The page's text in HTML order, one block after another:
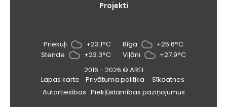
Projekti
Priekuļi +23.1°C Rīga
+25.6°C
Stende
+23.3°C Viļāni
+27.9°C
2016 - 2026 © AREI
Lapas karte
Privātuma politika
Sīkdatnes
Autortiesības Piekļūstamības paziņojumus